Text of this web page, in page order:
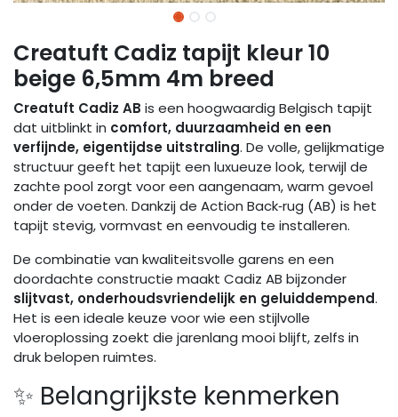
Creatuft Cadiz tapijt kleur 10
beige 6,5mm 4m breed
Creatuft Cadiz AB is een hoogwaardig Belgisch tapijt
dat uitblinkt in comfort, duurzaamheid en een
verfijnde, eigentijdse uitstraling. De volle, gelijkmatige
structuur geeft het tapijt een luxueuze look, terwijl de
zachte pool zorgt voor een aangenaam, warm gevoel
onder de voeten. Dankzij de Action Back‑rug (AB) is het
tapijt stevig, vormvast en eenvoudig te installeren.
De combinatie van kwaliteitsvolle garens en een
doordachte constructie maakt Cadiz AB bijzonder
slijtvast, onderhoudsvriendelijk en geluiddempend.
Het is een ideale keuze voor wie een stijlvolle
vloeroplossing zoekt die jarenlang mooi blijft, zelfs in
druk belopen ruimtes.
✨ Belangrijkste kenmerken